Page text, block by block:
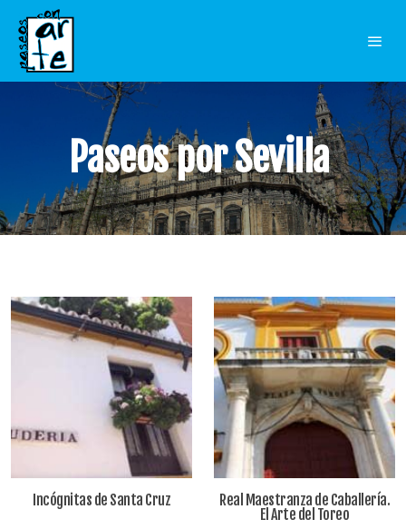
Paseos por Sevilla
Incógnitas de Santa Cruz
Real Maestranza de Caballería.
El Arte del Toreo